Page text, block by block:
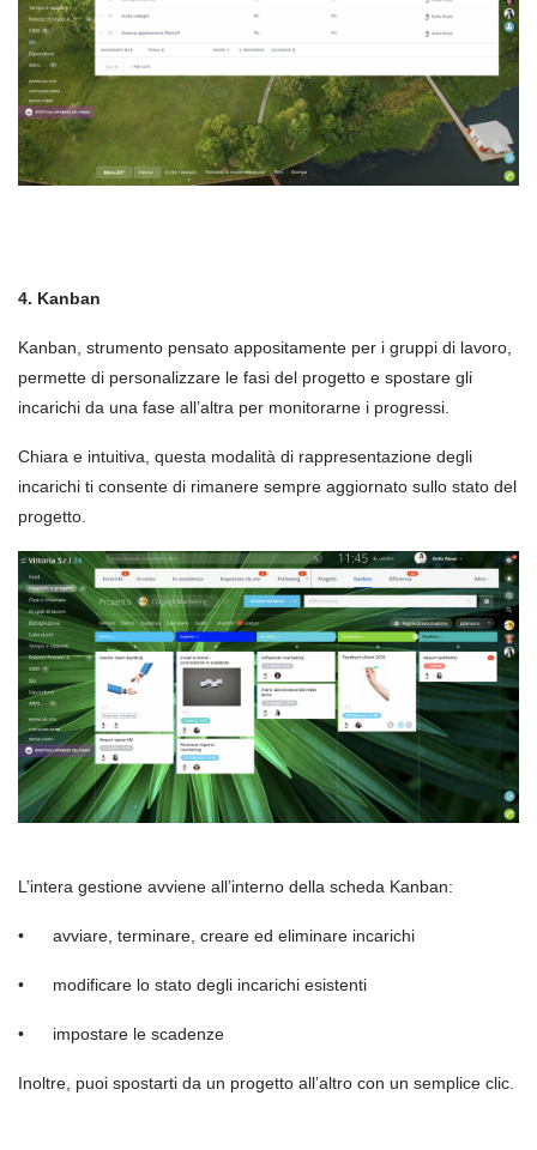
4. Kanban
Kanban, strumento pensato appositamente per i gruppi di lavoro,
permette di personalizzare le fasi del progetto e spostare gli
incarichi da una fase all’altra per monitorarne i progressi.
Chiara e intuitiva, questa modalità di rappresentazione degli
incarichi ti consente di rimanere sempre aggiornato sullo stato del
progetto.
L’intera gestione avviene all’interno della scheda Kanban:
• avviare, terminare, creare ed eliminare incarichi
• modificare lo stato degli incarichi esistenti
• impostare le scadenze
Inoltre, puoi spostarti da un progetto all’altro con un semplice clic.